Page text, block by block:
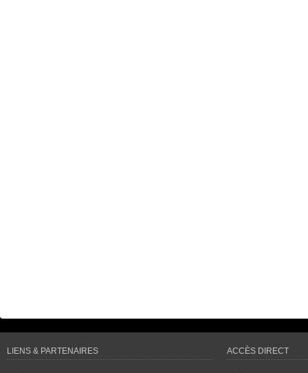
LIENS & PARTENAIRES ACCÈS DIRECT